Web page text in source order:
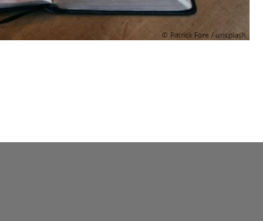
© Patrick Fore / unsplash